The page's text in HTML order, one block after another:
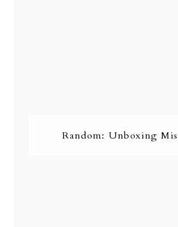
Random: Unboxing